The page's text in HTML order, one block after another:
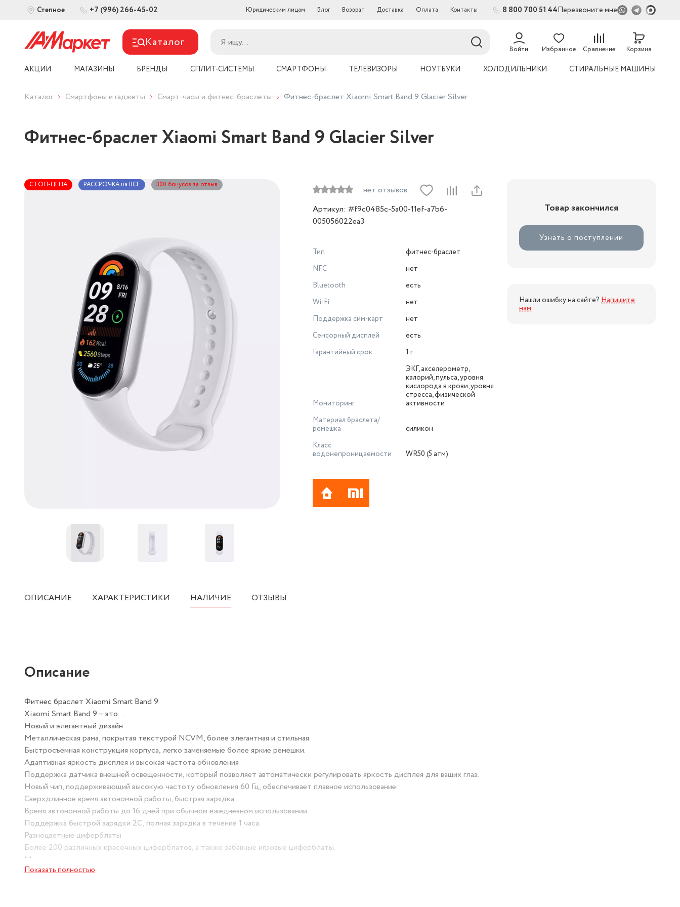
Степное +7 (996) 266-45-02 Юридическим лицам Блог Возврат Доставка Оплата Контакты 8 800 700 51 44Перезвоните мне
Каталог Войти Избранное Сравнение
54
Корзина
АКЦИИ МАГАЗИНЫ БРЕНДЫ СПЛИТ-СИСТЕМЫ СМАРТФОНЫ ТЕЛЕВИЗОРЫ НОУТБУКИ ХОЛОДИЛЬНИКИ СТИРАЛЬНЫЕ МАШИНЫ
Каталог Смартфоны и гаджеты Смарт-часы и фитнес-браслеты Фитнес-браслет Xiaomi Smart Band 9 Glacier Silver
Фитнес-браслет Xiaomi Smart Band 9 Glacier Silver
СТОП-ЦЕНА РАССРОЧКА на ВСЁ 300 бонусов за отзыв
нет отзывов
Артикул: #f9c0485c-5a00-11ef-a7b6-
005056022ea3
Тип
фитнес-браслет
NFC
нет
Bluetooth
есть
Wi-Fi
нет
Поддержка сим-карт
нет
Сенсорный дисплей
есть
Гарантийный срок
1 г.
Мониторинг
ЭКГ, акселерометр,
калорий, пульса, уровня
кислорода в крови, уровня
стресса, физической
активности
Материал браслета/
ремешка
силикон
Класс
водонепроницаемости
WR50 (5 атм)
Товар закончился
Узнать о поступлении
Нашли ошибку на сайте? Напишите
нам.
ОПИСАНИЕ ХАРАКТЕРИСТИКИ НАЛИЧИЕ ОТЗЫВЫ
Описание
Фитнес браслет Xiaomi Smart Band 9
Xiaomi Smart Band 9 – это…
Новый и элегантный дизайн
Металлическая рама, покрытая текстурой NCVM, более элегантная и стильная.
Быстросъемная конструкция корпуса, легко заменяемые более яркие ремешки.
Адаптивная яркость дисплея и высокая частота обновления
Поддержка датчика внешней освещенности, который позволяет автоматически регулировать яркость дисплея для ваших глаз.
Новый чип, поддерживающий высокую частоту обновления 60 Гц, обеспечивает плавное использование.
Сверхдлинное время автономной работы, быстрая зарядка
Время автономной работы до 16 дней при обычном ежедневном использовании.
Поддержка быстрой зарядки 2C, полная зарядка в течение 1 часа.
Разноцветные циферблаты
Более 200 различных красочных циферблатов, а также забавные игровые циферблаты.
Мониторинг состояния здоровья в течение всего дня
Измерение уровня SpO2 в течение всего дня, непрерывный мониторинг сна, 24-часовой мониторинг сердечного ритма и
Показать полностью